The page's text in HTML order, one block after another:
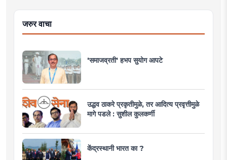
जरुर वाचा
'समाजव्रती' हभप सुयोग आपटे
उद्धव ठाकरे प्रकृतीमुळे, तर आदित्य प्रवृत्तीमुळे
मागे पडले : सुशील कुलकर्णी
केंद्रस्थानी भारत का ?